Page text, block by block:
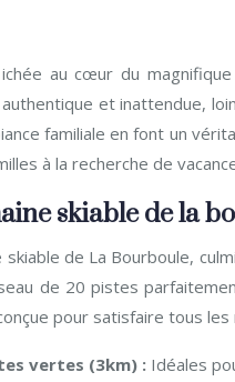
ichée au cœur du
authentique et inattendue,
familiale en font un
à la recherche de
skiable de la
skiable de La Bourboule,
de 20 pistes
pour satisfaire tous les
vertes (3km) : Idéales